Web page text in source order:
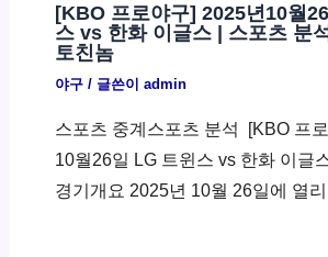
[KBO 프로야구] 2025년10월
스 vs 한화 이글스 | 스포츠 분
토친놈
야구/ 글쓴이 admin
스포츠 중계스포츠 분석 ​ [KBO 프
10월26일 LG 트윈스 vs 한화 이글
경기개요 2025년 10월 26일에 열